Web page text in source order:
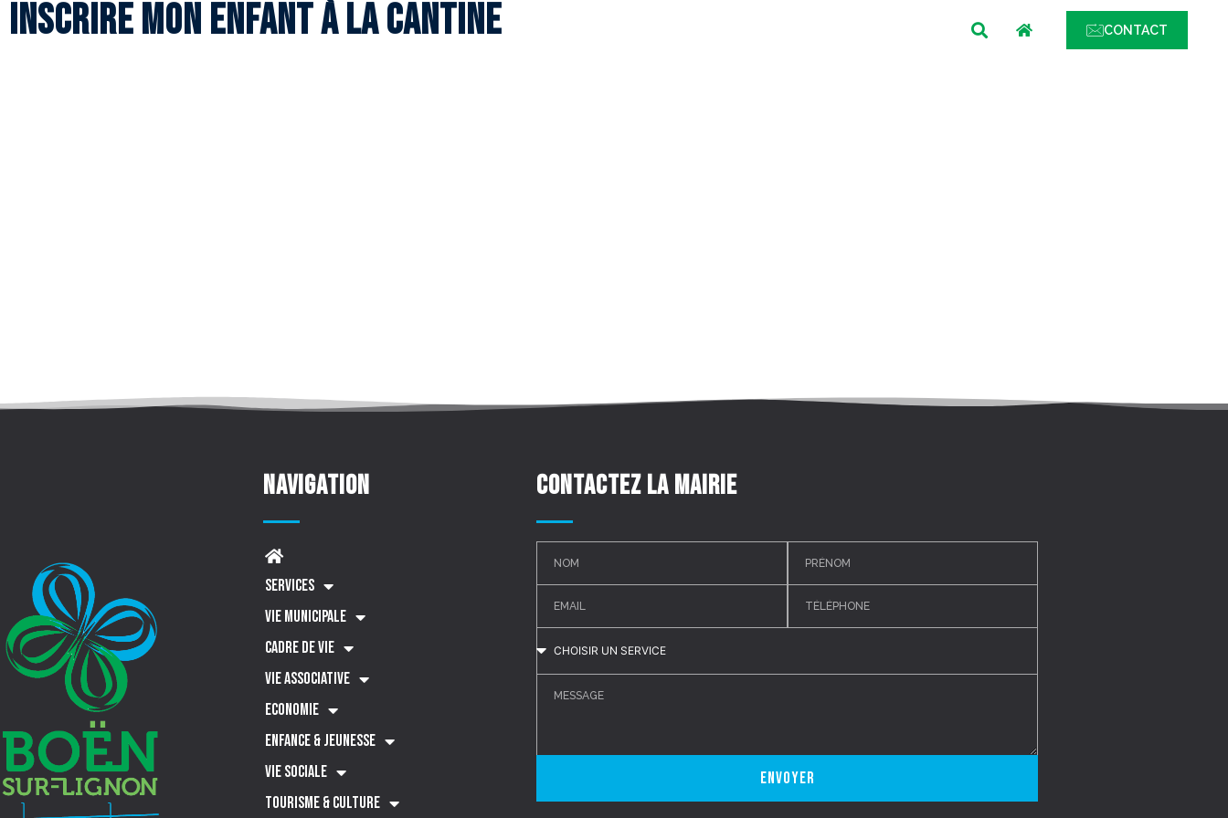
CONTACT
Inscrire mon enfant à la cantine
Navigation
SERVICES
VIE MUNICIPALE
CADRE DE VIE
VIE ASSOCIATIVE
ECONOMIE
ENFANCE & JEUNESSE
VIE SOCIALE
TOURISME & CULTURE
Contactez la mairie
Envoyer